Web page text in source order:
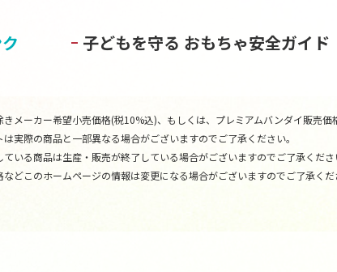
子どもを守る おもちゃ安全ガイド
メーカー希望小売価格(税10%込)、もしくは、プレミアムバンダイ販売価
実際の商品と一部異なる場合がございますのでご了承ください。
いる商品は生産・販売が終了している場合がございますのでご了承くださ
どこのホームページの情報は変更になる場合がございますのでご了承くだ